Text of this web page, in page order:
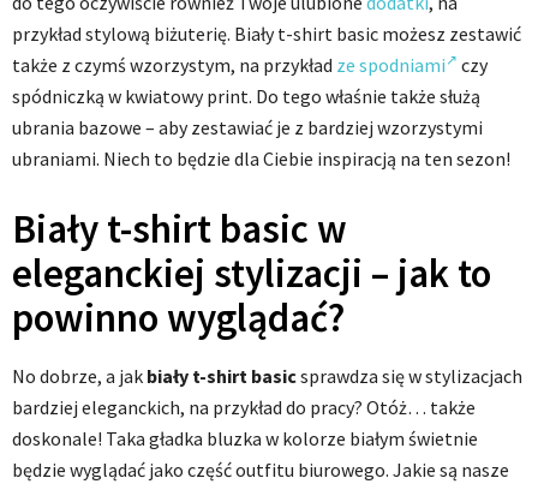
przykład stylową biżuterię. Biały t-shirt basic możesz zestawić
także z czymś wzorzystym, na przykład ze spodniami
czy
spódniczką w kwiatowy print. Do tego właśnie także służą
ubrania bazowe – aby zestawiać je z bardziej wzorzystymi
ubraniami. Niech to będzie dla Ciebie inspiracją na ten sezon!
Biały t-shirt basic w
eleganckiej stylizacji – jak to
powinno wyglądać?
No dobrze, a jak biały t-shirt basicsprawdza się w stylizacjach
bardziej eleganckich, na przykład do pracy? Otóż… także
doskonale! Taka gładka bluzka w kolorze białym świetnie
będzie wyglądać jako część outfitu biurowego. Jakie są nasze